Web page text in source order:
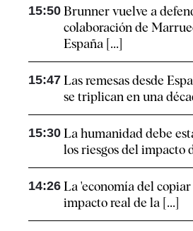
15:50 Brunner vuelve a
colaboración de
España [...]
15:47 Las remesas desde
se triplican en una
15:30 La humanidad debe
los riesgos del impacto
14:26 La 'economía del
impacto real de la [...]